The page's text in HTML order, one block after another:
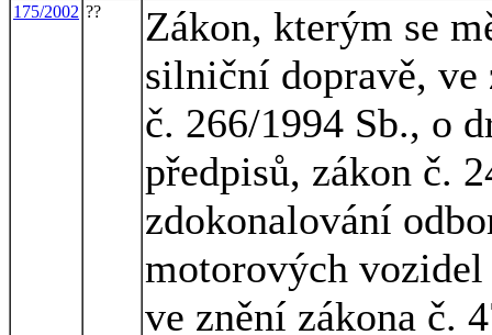
175/2002 ??
Zákon, kterým se
silniční dopravě, ve
č. 266/1994 Sb., o
předpisů, zákon č.
zdokonalování
motorových vozidel
ve znění zákona č.